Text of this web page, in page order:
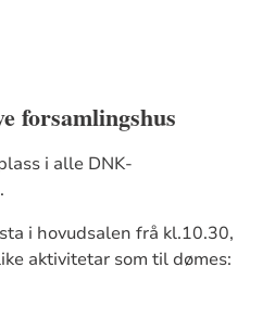
forsamlingshus
i alle DNK-
i hovudsalen frå kl.10.30,
aktivitetar som til dømes: